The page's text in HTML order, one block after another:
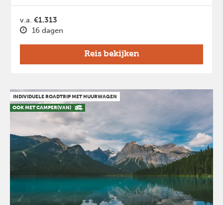
v.a. €1.313
16 dagen
Reis bekijken
INDIVIDUELE ROADTRIP MET HUURWAGEN
OOK MET CAMPER(VAN)